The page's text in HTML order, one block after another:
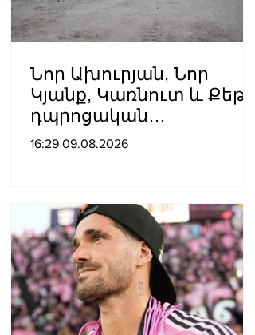
Նոր Ախուրյան, Նոր
Կյանք, Կառնուտ և Քեթի․
դպրոցական
ճանապարհների համար՝
16:29 09.08.2026